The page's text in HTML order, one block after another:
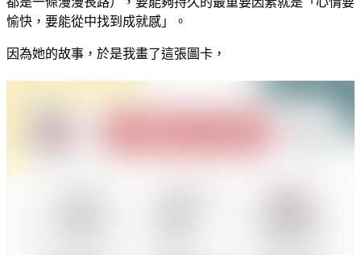
愉快，要能從中找到成就感」。
因為她的故事，於是我畫了這張圖卡，